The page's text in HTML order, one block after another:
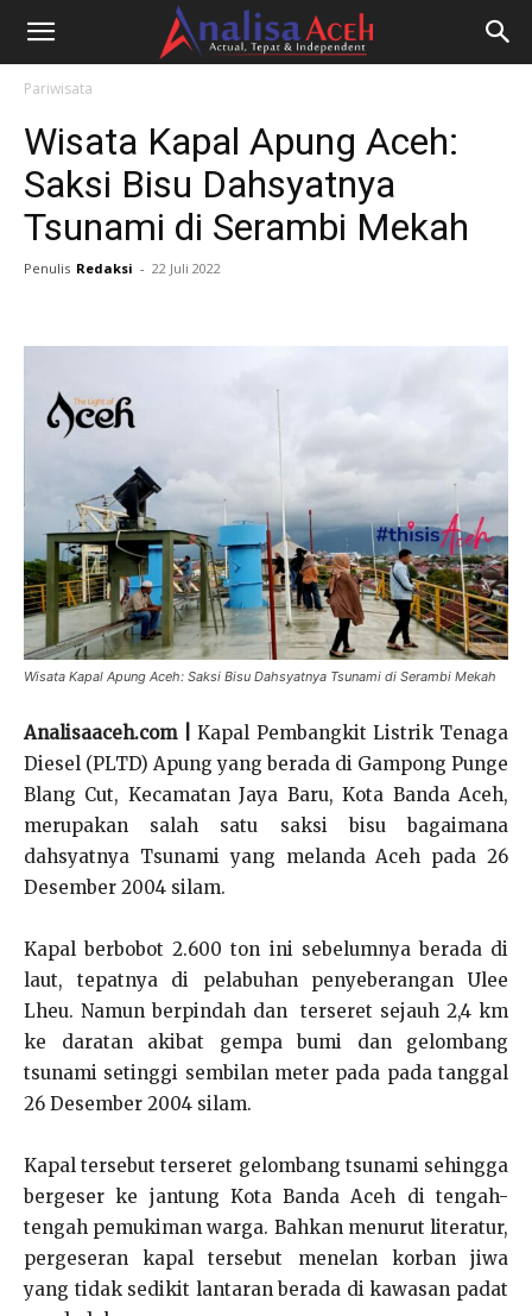
Pariwisata
Wisata Kapal Apung Aceh:
Saksi Bisu Dahsyatnya
Tsunami di Serambi Mekah
Penulis Redaksi - 22 Juli 2022
Wisata Kapal Apung Aceh: Saksi Bisu Dahsyatnya Tsunami di Serambi Mekah
Analisaaceh.com |Kapal Pembangkit Listrik Tenaga
Diesel (PLTD) Apung yang berada di Gampong Punge
Blang Cut, Kecamatan Jaya Baru, Kota Banda Aceh,
merupakan salah satu saksi bisu bagaimana
dahsyatnya Tsunami yang melanda Aceh pada 26
Desember 2004 silam.
Kapal berbobot 2.600 ton ini sebelumnya berada di
laut, tepatnya di pelabuhan penyeberangan Ulee
Lheu. Namun berpindah dan terseret sejauh 2,4 km
ke daratan akibat gempa bumi dan gelombang
tsunami setinggi sembilan meter pada pada tanggal
26 Desember 2004 silam.
Kapal tersebut terseret gelombang tsunami sehingga
bergeser ke jantung Kota Banda Aceh di tengah-
tengah pemukiman warga. Bahkan menurut literatur,
pergeseran kapal tersebut menelan korban jiwa
yang tidak sedikit lantaran berada di kawasan padat